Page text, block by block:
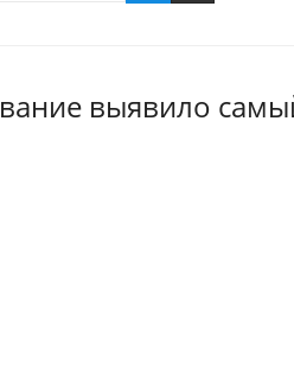
выявило